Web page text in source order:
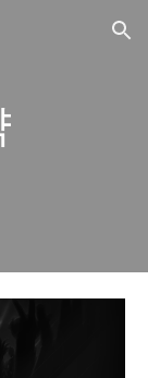
Skip to navigation